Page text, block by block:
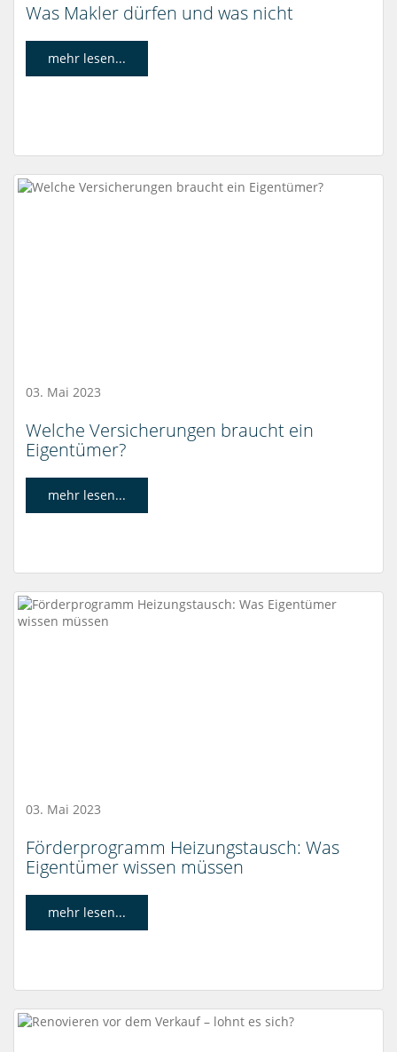
Was Makler dürfen und was nicht
mehr lesen...
03. Mai 2023
Welche Versicherungen braucht ein
Eigentümer?
mehr lesen...
03. Mai 2023
Förderprogramm Heizungstausch: Was
Eigentümer wissen müssen
mehr lesen...